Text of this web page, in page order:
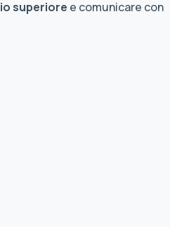
superiore e comunicare con